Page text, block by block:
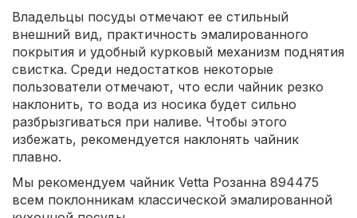
Владельцы посуды отмечают ее стильный
внешний вид, практичность эмалированного
покрытия и удобный курковый механизм поднятия
свистка. Среди недостатков некоторые
пользователи отмечают, что если чайник резко
наклонить, то вода из носика будет сильно
разбрызгиваться при наливе. Чтобы этого
избежать, рекомендуется наклонять чайник
плавно.
Мы рекомендуем чайник Vetta Розанна 894475
всем поклонникам классической эмалированной